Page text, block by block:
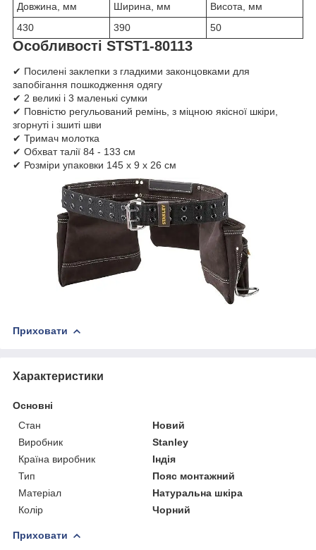
Довжина, мм Ширина, мм
Висота, мм
430
390 50
Особливості STST1-80113
✔ Посилені заклепки з гладкими законцовками для
запобігання пошкодження одягу
✔ 2 великі і 3 маленькі сумки
✔ Повністю регульований ремінь, з міцною якісної шкіри,
згорнуті і зшиті шви
✔ Тримач молотка
✔ Обхват талії 84 - 133 см
✔ Розміри упаковки 145 х 9 х 26 см
Приховати
Характеристики
Основні
Стан
Новий
Виробник
Stanley
Країна виробник
Індія
Тип
Пояс монтажний
Матеріал
Натуральна шкіра
Колір
Чорний
Приховати